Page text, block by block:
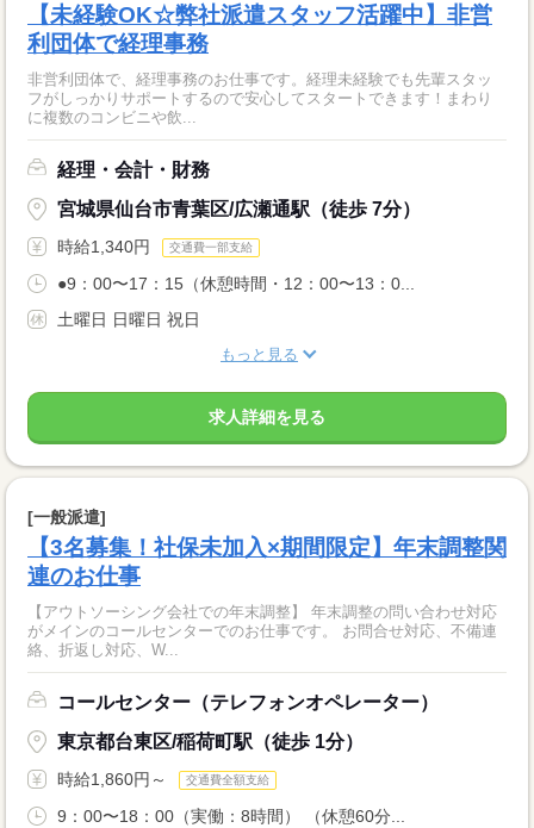
【未経験OK☆弊社派遣スタッフ活躍中】非営
利団体で経理事務
非営利団体で、経理事務のお仕事です。経理未経験でも先輩スタッ
フがしっかりサポートするので安心してスタートできます！まわり
に複数のコンビニや飲...
経理・会計・財務
宮城県仙台市青葉区/広瀬通駅（徒歩 7分）
時給1,340円 交通費一部支給
●9：00〜17：15（休憩時間・12：00〜13：0...
土曜日 日曜日 祝日
もっと見る
求人詳細を見る
[一般派遣]
【3名募集！社保未加入×期間限定】年末調整関
連のお仕事
【アウトソーシング会社での年末調整】 年末調整の問い合わせ対応
がメインのコールセンターでのお仕事です。 お問合せ対応、不備連
絡、折返し対応、W...
コールセンター（テレフォンオペレーター）
東京都台東区/稲荷町駅（徒歩 1分）
時給1,860円～ 交通費全額支給
9：00〜18：00（実働：8時間） （休憩60分...